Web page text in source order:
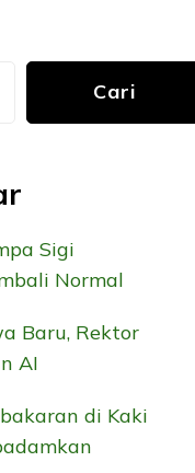
Cari
Sigi
Normal
Baru, Rektor
AI
di Kaki